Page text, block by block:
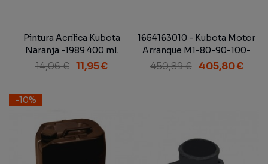
Pintura Acrílica Kubota
Naranja -1989 400 ml.
14,06 € 11,95 €
1654163010 - Kubota Motor
Arranque M1-80-90-100-
110 - M6950DT - M7950DT
450,89 € 405,80 €
-10%